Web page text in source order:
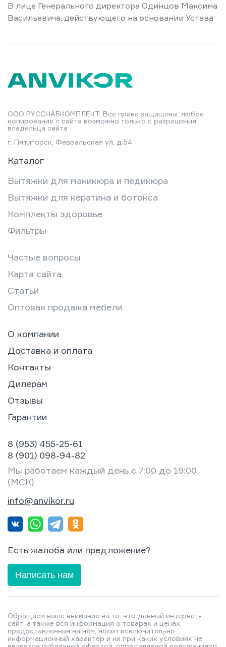
В лице Генерального директора Одинцов Максима
Васильевича, действующего на основании Устава
ООО РУССНАБКОМПЛЕКТ. Все права защищены, любое
копирование с сайта возможно только с разрешения
владельца сайта
г. Пятигорск, Февральская ул, д.54
Каталог
Вытяжки для маникюра и педикюра
Вытяжки для кератина и ботокса
Комплекты здоровье
Фильтры
Частые вопросы
Карта сайта
Статьи
Оптовая продажа мебели
О компании
Доставка и оплата
Контакты
Дилерам
Отзывы
Гарантии
8 (953) 455-25-61
8 (901) 098-94-82
Мы работаем каждый день с 7:00 до 19:00
(МСК)
info@anvikor.ru
Есть жалоба или предложение?
Написать нам
Обращаем ваше внимание на то, что данный интернет-
сайт, а также вся информация о товарах и ценах,
предоставленная на нём, носит исключительно
информационный характер и ни при каких условиях не